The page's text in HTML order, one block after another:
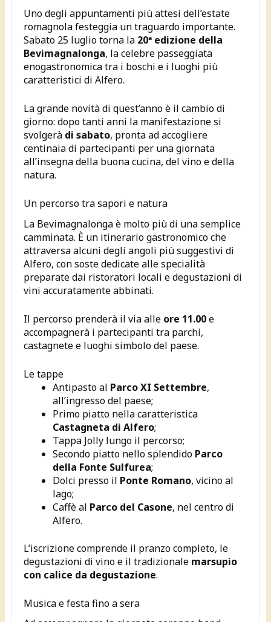
Uno degli appuntamenti più attesi dell’estate
romagnola festeggia un traguardo importante.
Sabato 25 luglio torna la 20ª edizione della
Bevimagnalonga, la celebre passeggiata
enogastronomica tra i boschi e i luoghi più
caratteristici di Alfero.
La grande novità di quest’anno è il cambio di
giorno: dopo tanti anni la manifestazione si
svolgerà di sabato, pronta ad accogliere
centinaia di partecipanti per una giornata
all’insegna della buona cucina, del vino e della
natura.
Un percorso tra sapori e natura
La Bevimagnalonga è molto più di una semplice
camminata. È un itinerario gastronomico che
attraversa alcuni degli angoli più suggestivi di
Alfero, con soste dedicate alle specialità
preparate dai ristoratori locali e degustazioni di
vini accuratamente abbinati.
Il percorso prenderà il via alle ore 11.00e
accompagnerà i partecipanti tra parchi,
castagnete e luoghi simbolo del paese.
Le tappe
Antipasto al Parco XI Settembre,
all’ingresso del paese;
Primo piatto nella caratteristica
Castagneta di Alfero;
Tappa Jolly lungo il percorso;
Secondo piatto nello splendido Parco
della Fonte Sulfurea;
Dolci presso il Ponte Romano, vicino al
lago;
Caffè al Parco del Casone, nel centro di
Alfero.
L’iscrizione comprende il pranzo completo, le
degustazioni di vino e il tradizionale marsupio
con calice da degustazione.
Musica e festa fino a sera